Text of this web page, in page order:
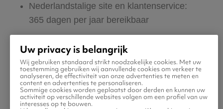
Nederlandstalige site en klantenservice:
365 dagen per jaar bereikbaar
Zeker van veilig boeken en betalen
Boek ook direct een hotel of huurauto voor
in Sevilla
Uw privacy is belangrijk
Wij gebruiken standaard strikt noodzakelijke cookies. Met uw
toestemming gebruiken wij aanvullende cookies om verkeer te
analyseren, de effectiviteit van onze advertenties te meten en
content en advertenties te personaliseren.
Sommige cookies worden geplaatst door derden en kunnen uw
activiteit op verschillende websites volgen om een profiel van uw
interesses op te bouwen.